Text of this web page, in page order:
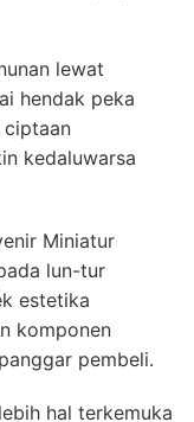
lewat
hendak peka
ciptaan
kedaluwarsa
Miniatur
lun-tur
estetika
komponen
pembeli.
hal terkemuka